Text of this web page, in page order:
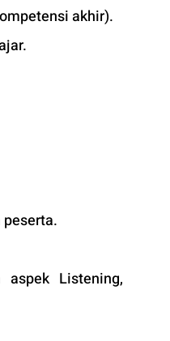
akhir).
Listening,